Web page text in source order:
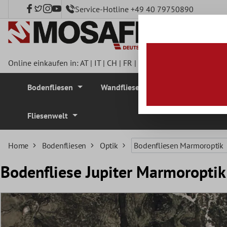
springen Service-Hotline +49 40 79750890
Online einkaufen in:AT| IT| CH | FR |
Bodenfliesen Wandfliesen
Fliesenwelt
Home Bodenfliesen Optik Bodenfliesen Marmoroptik
Bodenfliese Jupiter